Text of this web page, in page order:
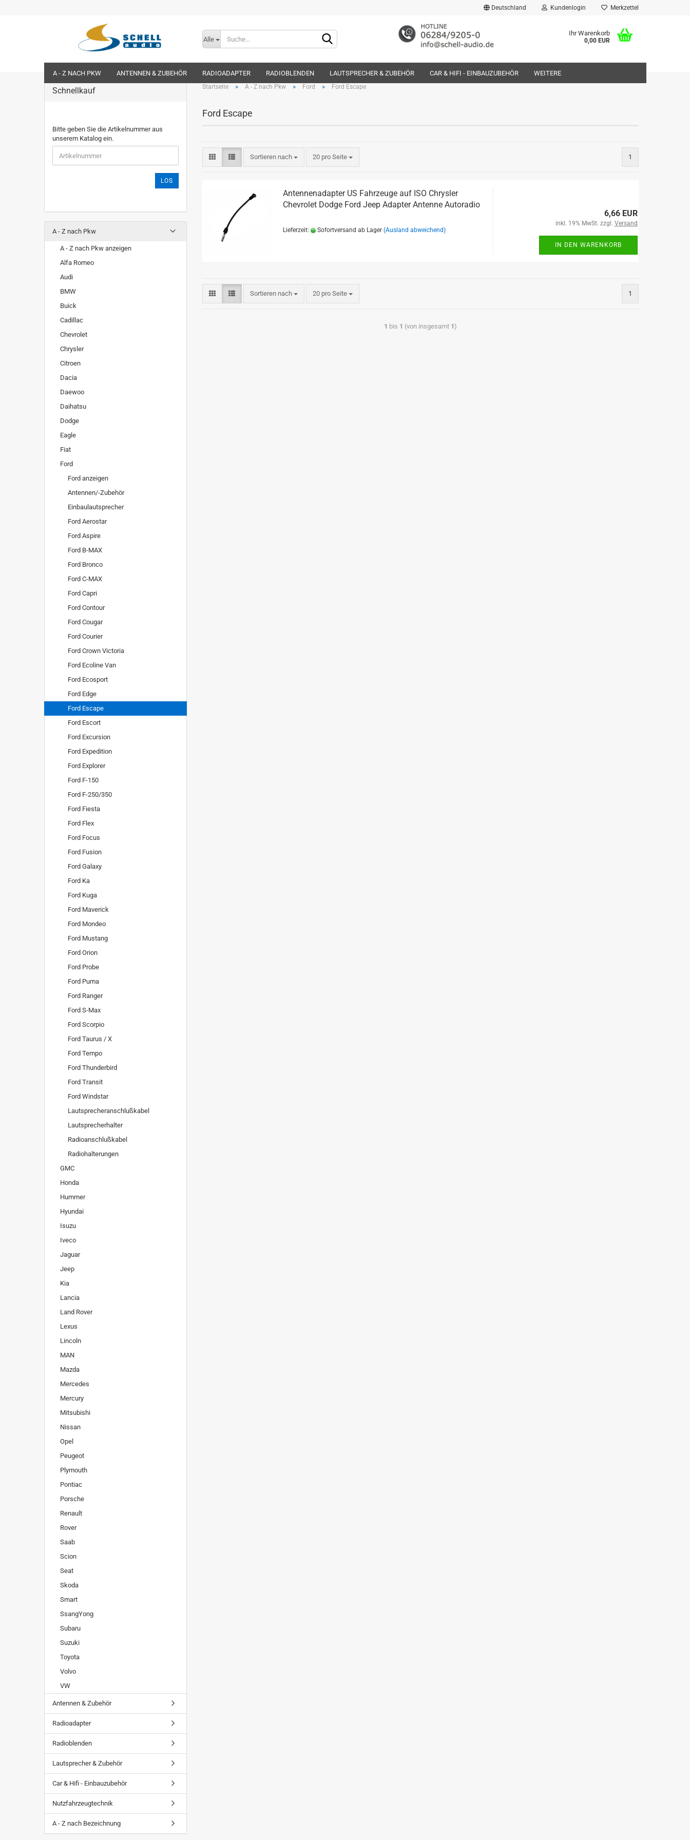
Deutschland
Lieferland
Kundenlogin Merkzettel
Alle
Ihr Warenkorb
0,00 EUR
A - Z NACH PKW ANTENNEN & ZUBEHÖR RADIOADAPTER RADIOBLENDEN LAUTSPRECHER & ZUBEHÖR CAR & HIFI - EINBAUZUBEHÖR WEITERE
Startseite » A - Z nach Pkw » Ford » Ford Escape
Ford Escape
Sortieren nach 20 pro Seite 1
Antennenadapter US Fahrzeuge auf ISO Chrysler
Chevrolet Dodge Ford Jeep Adapter Antenne Autoradio
Lieferzeit: Sofortversand ab Lager (Ausland abweichend)
6,66 EUR
inkl. 19% MwSt. zzgl. Versand
IN DEN WARENKORB
Sortieren nach 20 pro Seite 1
1 bis 1 (von insgesamt 1)
Schnellkauf
Bitte geben Sie die Artikelnummer aus
unserem Katalog ein.
LOS
A - Z nach Pkw
A - Z nach Pkw anzeigen
Alfa Romeo
Audi
BMW
Buick
Cadillac
Chevrolet
Chrysler
Citroen
Dacia
Daewoo
Daihatsu
Dodge
Eagle
Fiat
Ford
Ford anzeigen
Antennen/-Zubehör
Einbaulautsprecher
Ford Aerostar
Ford Aspire
Ford B-MAX
Ford Bronco
Ford C-MAX
Ford Capri
Ford Contour
Ford Cougar
Ford Courier
Ford Crown Victoria
Ford Ecoline Van
Ford Ecosport
Ford Edge
Ford Escape
Ford Escort
Ford Excursion
Ford Expedition
Ford Explorer
Ford F-150
Ford F-250/350
Ford Fiesta
Ford Flex
Ford Focus
Ford Fusion
Ford Galaxy
Ford Ka
Ford Kuga
Ford Maverick
Ford Mondeo
Ford Mustang
Ford Orion
Ford Probe
Ford Puma
Ford Ranger
Ford S-Max
Ford Scorpio
Ford Taurus / X
Ford Tempo
Ford Thunderbird
Ford Transit
Ford Windstar
Lautsprecheranschlußkabel
Lautsprecherhalter
Radioanschlußkabel
Radiohalterungen
GMC
Honda
Hummer
Hyundai
Isuzu
Iveco
Jaguar
Jeep
Kia
Lancia
Land Rover
Lexus
Lincoln
MAN
Mazda
Mercedes
Mercury
Mitsubishi
Nissan
Opel
Peugeot
Plymouth
Pontiac
Porsche
Renault
Rover
Saab
Scion
Seat
Skoda
Smart
SsangYong
Subaru
Suzuki
Toyota
Volvo
VW
Antennen & Zubehör
Radioadapter
Radioblenden
Lautsprecher & Zubehör
Car & Hifi - Einbauzubehör
Nutzfahrzeugtechnik
A - Z nach Bezeichnung